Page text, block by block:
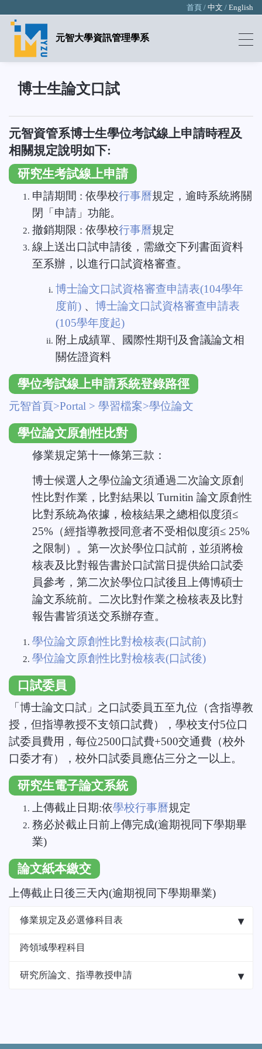
首頁 / 中文 / English
元智大學資訊管理學系
博士生論文口試
元智資管系博士生學位考試線上申請時程及
相關規定說明如下:
研究生考試線上申請
申請期間 : 依學校行事曆規定，逾時系統將關
閉「申請」功能。
撤銷期限 : 依學校行事曆規定
線上送出口試申請後，需繳交下列書面資料
至系辦，以進行口試資格審查。
博士論文口試資格審查申請表(104學年
度前) 、 博士論文口試資格審查申請表
(105學年度起)
附上成績單、國際性期刊及會議論文相
關佐證資料
學位考試線上申請系統登錄路徑
元智首頁>Portal > 學習檔案>學位論文
學位論文原創性比對
修業規定第十一條第三款：
博士候選人之學位論文須通過二次論文原創
性比對作業，比對結果以 Turnitin 論文原創性
比對系統為依據，檢核結果之總相似度須≤
25%（經指導教授同意者不受相似度須≤ 25%
之限制）。第一次於學位口試前，並須將檢
核表及比對報告書於口試當日提供給口試委
員參考，第二次於學位口試後且上傳博碩士
論文系統前。二次比對作業之檢核表及比對
報告書皆須送交系辦存查。
學位論文原創性比對檢核表(口試前)
學位論文原創性比對檢核表(口試後)
口試委員
「博士論文口試」之口試委員五至九位（含指導教
授，但指導教授不支領口試費），學校支付5位口
試委員費用，每位2500口試費+500交通費（校外
口委才有），校外口試委員應佔三分之一以上。
研究生電子論文系統
上傳截止日期:依學校行事曆規定
務必於截止日前上傳完成(逾期視同下學期畢
業)
論文紙本繳交
上傳截止日後三天內(逾期視同下學期畢業)
修業規定及必選修科目表
跨領域學程科目
研究所論文、指導教授申請